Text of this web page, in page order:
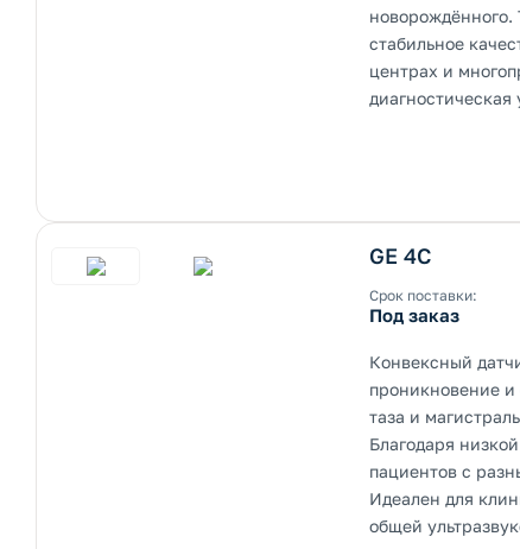
новорождённого.
стабильное
центрах и
диагностическая
GE 4C
Срок поставки:
Под заказ
Конвексный
проникновение и
таза и
Благодаря
пациентов с
Идеален для
общей